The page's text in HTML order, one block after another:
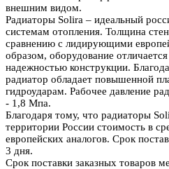
внешним видом.
Радиаторы Solira – идеальный
системам отопления. Толщина
сравнению с лидирующими
образом, оборудование
надежностью конструкции.
радиатор обладает повышенной
гидроударам. Рабочее давление
- 1,8 Мпа.
Благодаря тому, что радиаторы
территории России стоимость в
европейских аналогов. Срок
3 дня.
Срок поставки заказных товаров